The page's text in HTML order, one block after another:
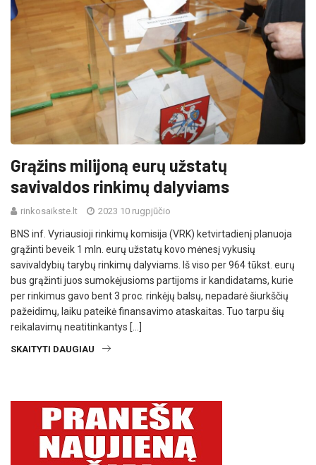
Grąžins milijoną eurų užstatų
savivaldos rinkimų dalyviams
rinkosaikste.lt 2023 10 rugpjūčio
BNS inf. Vyriausioji rinkimų komisija (VRK) ketvirtadienį planuoja
grąžinti beveik 1 mln. eurų užstatų kovo mėnesį vykusių
savivaldybių tarybų rinkimų dalyviams. Iš viso per 964 tūkst. eurų
bus grąžinti juos sumokėjusioms partijoms ir kandidatams, kurie
per rinkimus gavo bent 3 proc. rinkėjų balsų, nepadarė šiurkščių
pažeidimų, laiku pateikė finansavimo ataskaitas. Tuo tarpu šių
reikalavimų neatitinkantys […]
SKAITYTI DAUGIAU